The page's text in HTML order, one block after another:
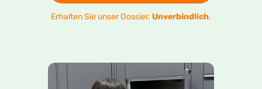
Erhalten Sie unser Dossier. Unverbindlich.